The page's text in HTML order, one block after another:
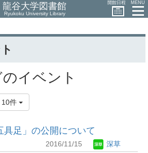
龍谷大学図書館
Ryukoku University Library
開館日程 MENU
イベント
10件
具足」の公開について
2016/11/15 深草